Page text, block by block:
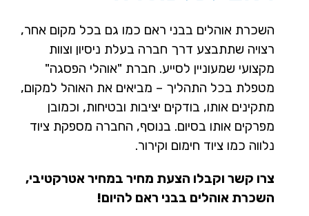
השכרת אוהלים בבני ראם כמו גם בכל מקום אחר,
רצויה שתתבצע דרך חברה בעלת ניסיון וצוות
מקצועי שמעוניין לסייע. חברת "אוהלי הפסגה"
מטפלת בכל התהליך – מביאים את האוהל למקום,
מתקינים אותו, בודקים יציבות ובטיחות, וכמובן
מפרקים אותו בסיום. בנוסף, החברה מספקת ציוד
נלווה כמו ציוד חימום וקירור.
צרו קשר וקבלו הצעת מחיר במחיר אטרקטיבי,
השכרת אוהלים בבני ראם להיום!